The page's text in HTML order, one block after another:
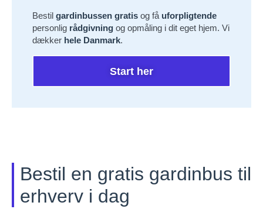
Bestil gardinbussen gratis og få uforpligtende
personlig rådgivning og opmåling i dit eget hjem. Vi
dækker hele Danmark.
Start her
Bestil en gratis gardinbus til
erhverv i dag